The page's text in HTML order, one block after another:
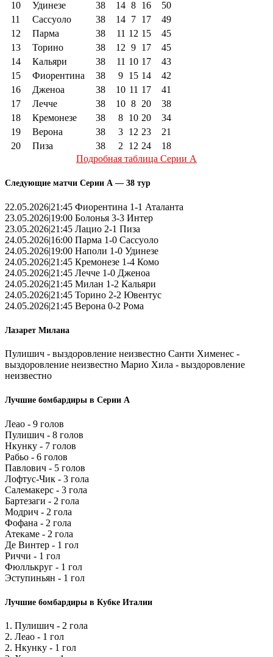
10
Удинезе 38 14 8 16
50
11
Сассуоло 38 14 7 17
49
12
Парма 38 11 12 15
45
13
Торино 38 12 9 17
45
14
Кальяри 38 11 10 17
43
15
Фиорентина 38 9 15 14
42
16
Дженоа 38 10 11 17
41
17
Лечче 38 10 8 20
38
18
Кремонезе 38 8 10 20
34
19
Верона 38 3 12 23
21
20
Пиза 38 2 12 24
18
Подробная таблица Серии А
Следующие матчи Серии А — 38 тур
22.05.2026|21:45 Фиорентина 1-1 Аталанта
23.05.2026|19:00 Болонья 3-3 Интер
23.05.2026|21:45 Лацио 2-1 Пиза
24.05.2026|16:00 Парма 1-0 Сассуоло
24.05.2026|19:00 Наполи 1-0 Удинезе
24.05.2026|21:45 Кремонезе 1-4 Комо
24.05.2026|21:45 Лечче 1-0 Дженоа
24.05.2026|21:45 Милан 1-2 Кальяри
24.05.2026|21:45 Торино 2-2 Ювентус
24.05.2026|21:45 Верона 0-2 Рома
Лазарет Милана
Пулишич - выздоровление неизвестно Санти Хименес -
выздоровление неизвестно Марио Хила - выздоровление
неизвестно
Лучшие бомбардиры в Серии А
Леао - 9 голов
Пулишич - 8 голов
Нкунку - 7 голов
Рабьо - 6 голов
Павлович - 5 голов
Лофтус-Чик - 3 гола
Салемакерс - 3 гола
Бартезаги - 2 гола
Модрич - 2 гола
Фофана - 2 гола
Атекаме - 2 гола
Де Винтер - 1 гол
Риччи - 1 гол
Фюллькруг - 1 гол
Эступиньян - 1 гол
Лучшие бомбардиры в Кубке Италии
1. Пулишич - 2 гола
2. Леао - 1 гол
2. Нкунку - 1 гол